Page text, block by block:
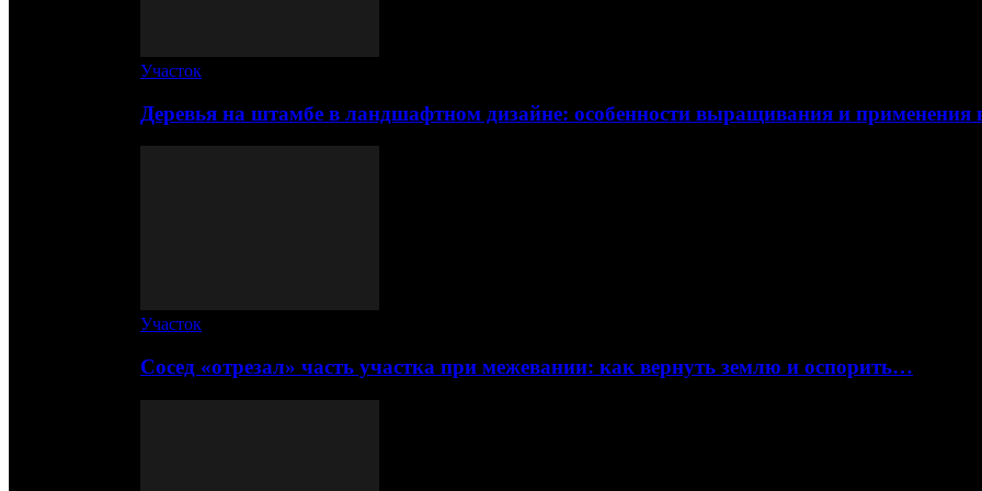
Участок
Деревья на штамбе в ландшафтном дизайне: особенности выращивания и
Участок
Сосед «отрезал» часть участка при межевании: как вернуть землю и оспорить…